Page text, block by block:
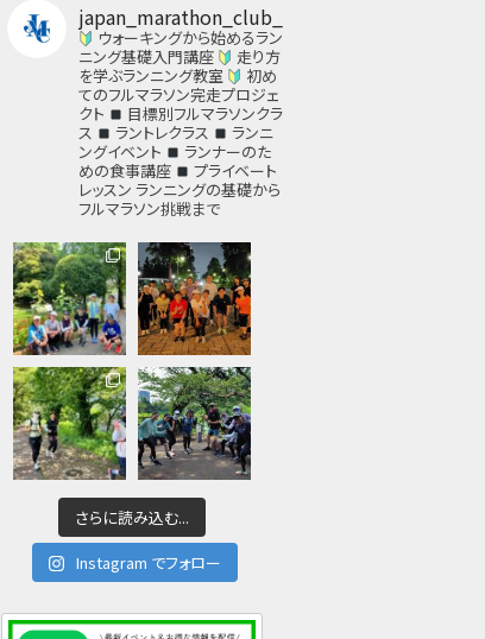
japan_marathon_club_
ウォーキングから始めるラン
ニング基礎入門講座
走り方
を学ぶランニング教室
初め
てのフルマラソン完走プロジェ
クト
目標別フルマラソンクラ
ス
ラントレクラス
ランニ
ングイベント
ランナーのた
めの食事講座
プライベート
レッスン ランニングの基礎から
フルマラソン挑戦まで
さらに読み込む...
Instagram でフォロー